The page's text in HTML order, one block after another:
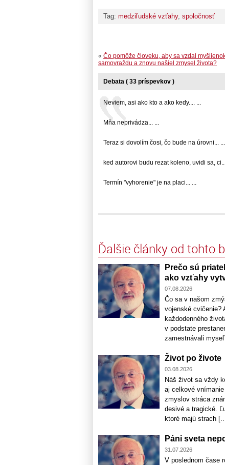
Tag: medziľudské vzťahy, spoločnosť
« Čo pomôže človeku, aby sa vzdal
samovraždu a znovu našiel zmysel života?
Debata ( 33 príspevkov )
Neviem, asi ako kto a ako kedy.... ...
Mňa neprivádza... ...
Teraz si dovolím čosi, čo bude na úrovni... ...
ked autorovi budu rezat koleno, uvidi sa,
Termín "vyhorenie" je na placi... ...
Ďalšie články od tohto
Prečo sú
ako vzťahy
07.08.2026
Čo sa v našom
vojenské cvičenie?
každodenného
v podstate
zamestnávali
Život po živote
03.08.2026
Náš život sa vždy
aj celkové
zmyslov stráca
desivé a tragické.
ktoré majú strach
Páni sveta
31.07.2026
V poslednom čase